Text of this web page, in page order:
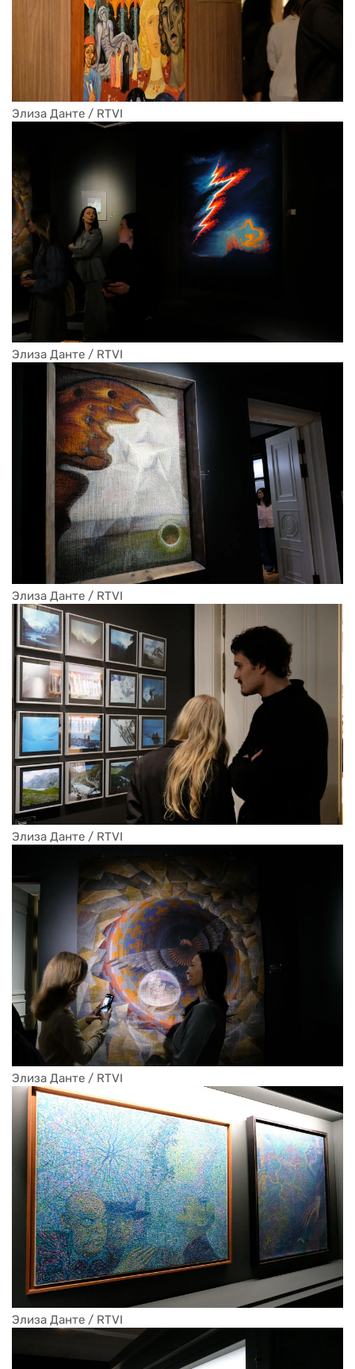
Элиза Данте / RTVI
Элиза Данте / RTVI
Элиза Данте / RTVI
Элиза Данте / RTVI
Элиза Данте / RTVI
Элиза Данте / RTVI